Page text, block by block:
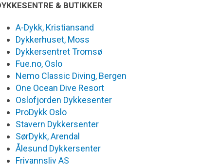
& BUTIKKER
A-Dykk, Kristiansand
Dykkerhuset, Moss
Dykkersentret Tromsø
Fue.no, Oslo
Nemo Classic Diving, Bergen
One Ocean Dive Resort
Oslofjorden Dykkesenter
ProDykk Oslo
Stavern Dykkersenter
SørDykk, Arendal
Ålesund Dykkersenter
Frivannsliv AS